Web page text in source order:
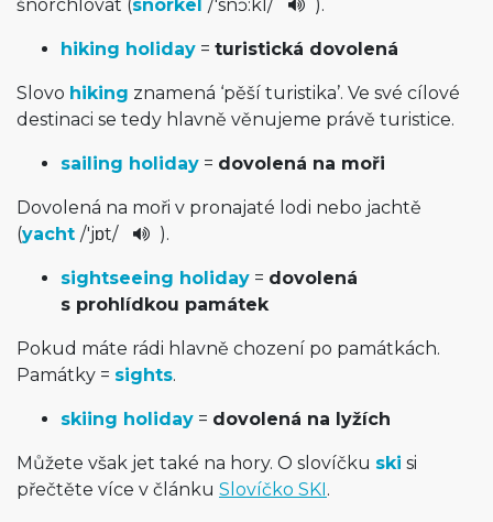
šnorchlovat (snorkel /'snɔ:kl /­ ).
hiking holiday = turistická dovolená
Slovo hiking znamená ‘pěší turistika’. Ve své cílové
destinaci se tedy hlavně věnujeme právě turistice.
sailing holiday = dovolená na moři
Dovolená na moři v pronajaté lodi nebo jachtě
(yacht /'jɒt/ ).
sightseeing holiday = dovolená
s prohlídkou památek
Pokud máte rádi hlavně chození po památkách.
Památky = sights.
skiing holiday = dovolená na lyžích
Můžete však jet také na hory. O slovíčku ski si
přečtěte více v článku Slovíčko SKI .